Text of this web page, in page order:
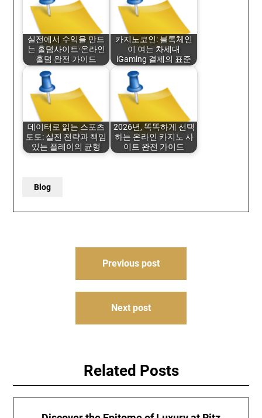
실전에서 수익을 만드
는 홀덤사이트·온라인
홀덤 완전 가이드
카지노코인: 블록체인
이 여는 차세대
iGaming 결제의 표준
데이터로 읽는 스포츠
토토: 실전 전략과 책임
있는 플레이의 균형
2026년, 똑똑하게 선택
하는 온라인 카지노 사
이트 완전 가이드
Blog
Previous post
Next post
Related Posts